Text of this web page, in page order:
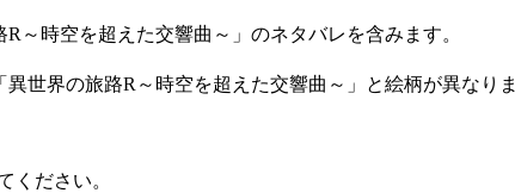
～時空を超えた交響曲～」のネタバレを含みます。
世界の旅路R～時空を超えた交響曲～」と絵柄が異なりま
ください。